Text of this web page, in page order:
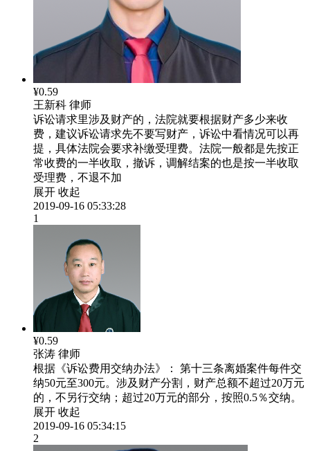
¥0.59
王新科 律师
诉讼请求里涉及财产的，法院就要根据财产多少来收
费，建议诉讼请求先不要写财产，诉讼中看情况可以再
提，具体法院会要求补缴受理费。法院一般都是先按正
常收费的一半收取，撤诉，调解结案的也是按一半收取
受理费，不退不加
展开 收起
2019-09-16 05:33:28
1
¥0.59
张涛 律师
根据《诉讼费用交纳办法》： 第十三条离婚案件每件交
纳50元至300元。涉及财产分割，财产总额不超过20万元
的，不另行交纳；超过20万元的部分，按照0.5％交纳。
展开 收起
2019-09-16 05:34:15
2